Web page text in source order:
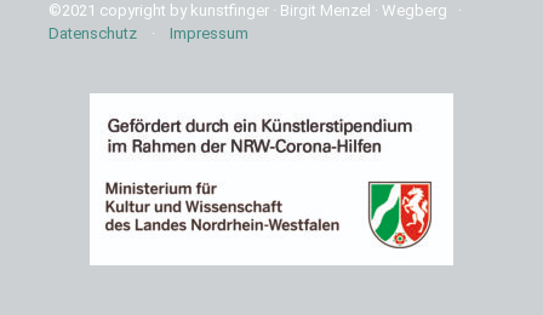
©2021 copyright by kunstfinger · Birgit Menzel · Wegberg ·
Datenschutz · Impressum